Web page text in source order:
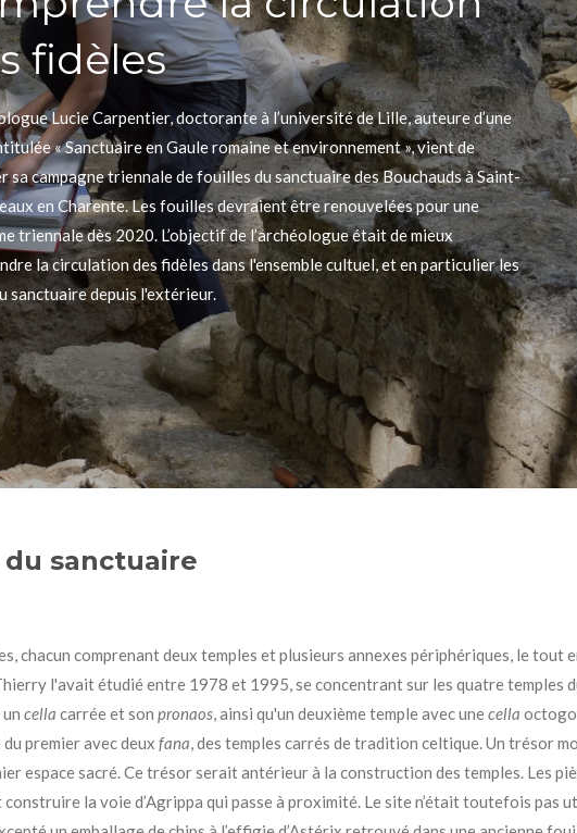
fidèles
Lucie Carpentier, doctorante à l’université de Lille, auteure d’une
« Sanctuaire en Gaule romaine et environnement », vient de
sa campagne triennale de fouilles du sanctuaire des Bouchauds à Saint-
en Charente. Les fouilles devraient être renouvelées pour une
triennale dès 2020. L’objectif de l’archéologue était de mieux
la circulation des fidèles dans l'ensemble cultuel, et en particulier les
sanctuaire depuis l'extérieur.
du sanctuaire
chacun comprenant deux temples et plusieurs annexes périphériques, le tout
l'avait étudié entre 1978 et 1995, se concentrant sur les quatre temples
cella carrée et son pronaos , ainsi qu'un deuxième temple avec unecella
premier avec deux fana , des temples carrés de tradition celtique. Un trésor
espace sacré. Ce trésor serait antérieur à la construction des temples. Les
la voie d’Agrippa qui passe à proximité. Le site n’était toutefois pas